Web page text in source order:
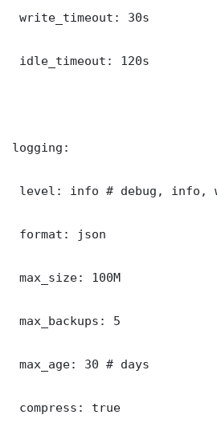
write_timeout: 30s
idle_timeout: 120s
logging:
level: info # debug, info,
format: json
max_size: 100M
max_backups: 5
max_age: 30 # days
compress: true